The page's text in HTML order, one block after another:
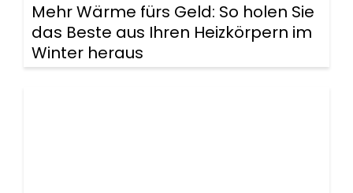
Mehr Wärme fürs Geld: So holen Sie
das Beste aus Ihren Heizkörpern im
Winter heraus